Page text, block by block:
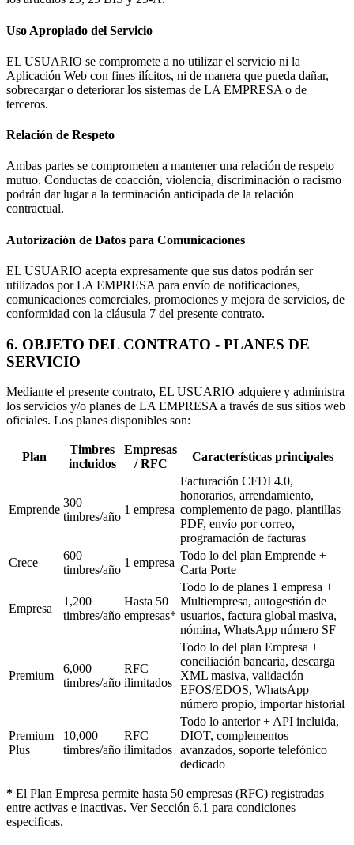
Uso Apropiado del Servicio
EL USUARIO se compromete a no utilizar el servicio ni la
Aplicación Web con fines ilícitos, ni de manera que pueda dañar,
sobrecargar o deteriorar los sistemas de LA EMPRESA o de
terceros.
Relación de Respeto
Ambas partes se comprometen a mantener una relación de respeto
mutuo. Conductas de coacción, violencia, discriminación o racismo
podrán dar lugar a la terminación anticipada de la relación
contractual.
Autorización de Datos para Comunicaciones
EL USUARIO acepta expresamente que sus datos podrán ser
utilizados por LA EMPRESA para envío de notificaciones,
comunicaciones comerciales, promociones y mejora de servicios, de
conformidad con la cláusula 7 del presente contrato.
6. OBJETO DEL CONTRATO - PLANES DE
SERVICIO
Mediante el presente contrato, EL USUARIO adquiere y administra
los servicios y/o planes de LA EMPRESA a través de sus sitios web
oficiales. Los planes disponibles son:
Plan
Timbres
incluidos
Empresas
/ RFC
Características principales
Emprende
300
timbres/año
1 empresa
Facturación CFDI 4.0,
honorarios, arrendamiento,
complemento de pago, plantillas
PDF, envío por correo,
programación de facturas
Crece
600
timbres/año
1 empresa
Todo lo del plan Emprende +
Carta Porte
Empresa
1,200
timbres/año
Hasta 50
empresas*
Todo lo de planes 1 empresa +
Multiempresa, autogestión de
usuarios, factura global masiva,
nómina, WhatsApp número SF
Premium
6,000
timbres/año
RFC
ilimitados
Todo lo del plan Empresa +
conciliación bancaria, descarga
XML masiva, validación
EFOS/EDOS, WhatsApp
número propio, importar historial
Premium
Plus
10,000
timbres/año
RFC
ilimitados
Todo lo anterior + API incluida,
DIOT, complementos
avanzados, soporte telefónico
dedicado
* El Plan Empresa permite hasta 50 empresas (RFC) registradas
entre activas e inactivas. Ver Sección 6.1 para condiciones
específicas.